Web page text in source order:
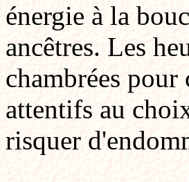
énergie à la
ancêtres. Les
chambrées
attentifs au
risquer